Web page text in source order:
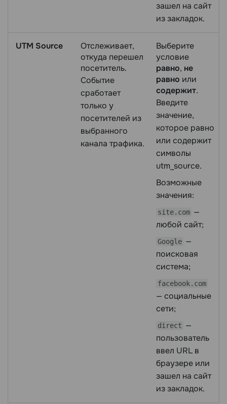
зашел на сайт
из закладок.
UTM Source
Отслеживает,
откуда перешел
посетитель.
Событие
сработает
только у
посетителей из
выбранного
канала трафика.
Выберите
условие
равно, не
равно или
содержит.
Введите
значение,
которое равно
или содержит
символы
utm_source.
Возможные
значения:
site.com —
любой сайт;
Google —
поисковая
система;
facebook.com
— социальные
сети;
direct —
пользователь
ввел URL в
браузере или
зашел на сайт
из закладок.